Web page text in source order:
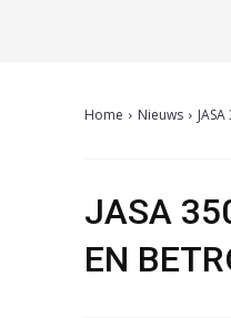
Home Nieuws
JASA
EN